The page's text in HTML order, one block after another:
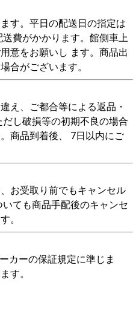
す。平日の配送日の指定は
費がかかります。館側車上
意をお願いし ます。商品出
合がございます。
え、ご都合等による返品・
し破損等の初期不良の場合
商品到着後、 7日以内にご
お受取り前でもキャンセル
ても商品手配後のキャンセ
。
カーの保証規定に準じま
す。